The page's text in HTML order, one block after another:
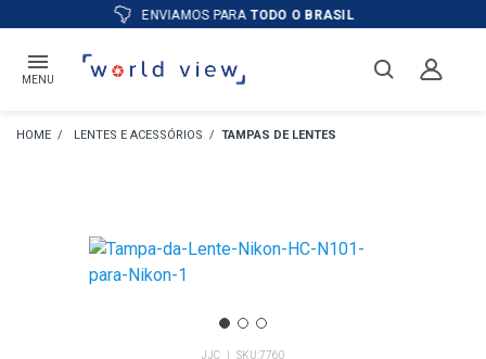
ATÉ12XE PREÇO ESPECIALNO BOLETO
MENU
LENTES E ACESSÓRIOS TAMPAS DE LENTES
JJC 7760